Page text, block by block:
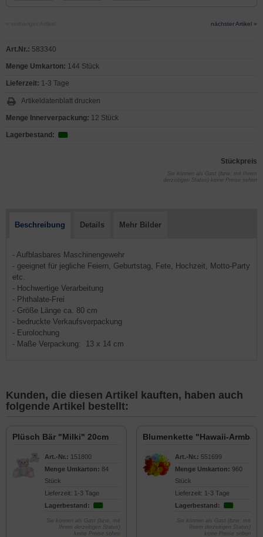
nächster Artikel »
Art.Nr.: 583340
Menge Umkarton: 144 Stück
Lieferzeit: 1-3 Tage
Artikeldatenblatt drucken
Menge Innerverpackung: 12 Stück
Lagerbestand:
Stückpreis
Sie können als Gast (bzw. mit Ihrem
derzeitigen Status) keine Preise sehen
Beschreibung Details Mehr Bilder
- Aufblasbares Maschinengewehr
- geeignet für jegliche Feiern, Geburtstag, Fete, Hochzeit, Motto-Party
etc.
- Hochwertige Verarbeitung
- Phthalate-Frei
- Größe Länge ca. 80 cm
- bedruckte Verkaufsverpackung
- Eurolochung
- Maße Verpackung: 13 x 14 cm
Kunden, die diesen Artikel kauften, haben auch
folgende Artikel bestellt:
Plüsch Bär "Milki" 20cm
Art.-Nr.: 151800
Menge Umkarton: 84
Stück
Lieferzeit: 1-3 Tage
Lagerbestand:
Sie können als Gast (bzw. mit
Ihrem derzeitigen Status)
keine Preise sehen
Blumenkette "Hawaii-
Art.-Nr.: 551699
Menge Umkarton: 960
Stück
Lieferzeit: 1-3 Tage
Lagerbestand:
Sie können als Gast (bzw. mit
Ihrem derzeitigen Status)
keine Preise sehen